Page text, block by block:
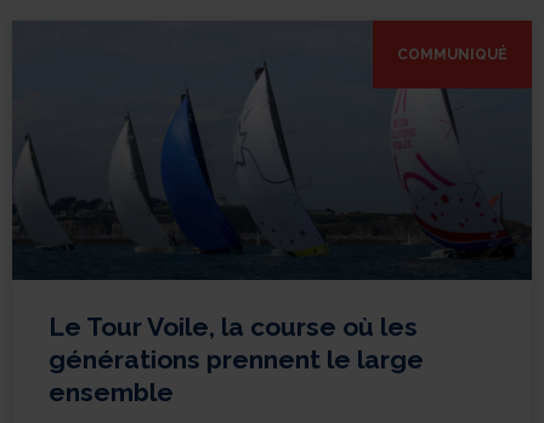
COMMUNIQUÉ
Le Tour Voile, la course où les
générations prennent le large
ensemble